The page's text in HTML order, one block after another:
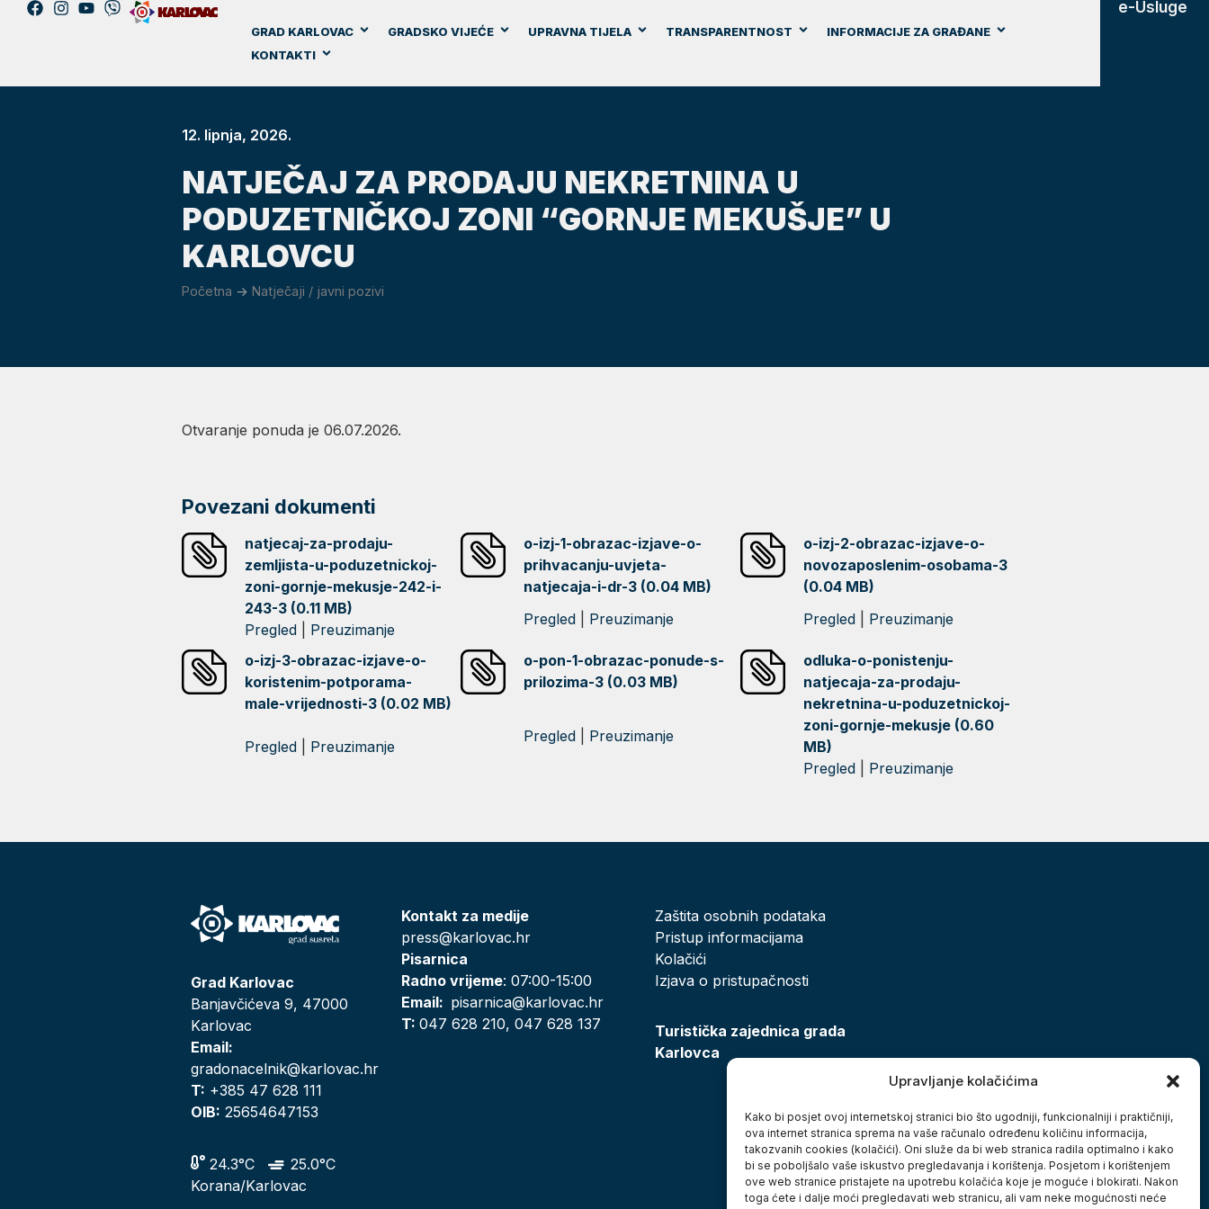
Upravljanje kolačićima
Kako bi posjet ovoj internetskoj stranici bio što ugodniji, funkcionalniji i praktičniji,
ova internet stranica sprema na vaše računalo određenu količinu informacija,
takozvanih cookies (kolačići). Oni služe da bi web stranica radila optimalno i kako
bi se poboljšalo vaše iskustvo pregledavanja i korištenja. Posjetom i korištenjem
ove web stranice pristajete na upotrebu kolačića koje je moguće i blokirati. Nakon
toga ćete i dalje moći pregledavati web stranicu, ali vam neke mogućnosti neće
GRAD KARLOVAC GRADSKO VIJEĆE UPRAVNA TIJELA TRANSPARENTNOST
INFORMACIJE ZA GRAĐANE
KONTAKTI
e-Usluge
12. lipnja, 2026.
NATJEČAJ ZA PRODAJU NEKRETNINA U
PODUZETNIČKOJ ZONI “GORNJE MEKUŠJE” U
KARLOVCU
Početna -> Natječaji / javni pozivi
Otvaranje ponuda je 06.07.2026.
Povezani dokumenti
natjecaj-za-prodaju-
zemljista-u-poduzetnickoj-
zoni-gornje-mekusje-242-i-
243-3 (0.11 MB)
Pregled
Preuzimanje
o-izj-1-obrazac-izjave-o-
prihvacanju-uvjeta-
natjecaja-i-dr-3 (0.04 MB)
Pregled
Preuzimanje
o-izj-2-obrazac-izjave-o-
novozaposlenim-osobama-3
(0.04 MB)
Pregled
Preuzimanje
o-izj-3-obrazac-izjave-o-
koristenim-potporama-
male-vrijednosti-3 (0.02 MB)
Pregled Preuzimanje
o-pon-1-obrazac-ponude-s-
prilozima-3 (0.03 MB)
Pregled Preuzimanje
odluka-o-ponistenju-
natjecaja-za-prodaju-
nekretnina-u-poduzetnickoj-
zoni-gornje-mekusje (0.60
MB)
Pregled
Preuzimanje
Grad Karlovac
Banjavčićeva 9, 47000
Karlovac
Email:
gradonacelnik@karlovac.hr
T: +385 47 628 111
OIB: 25654647153
24.3°C
25.0°C
Korana/Karlovac
Kontakt za medije
press@karlovac.hr
Pisarnica
Radno vrijeme: 07:00-15:00
Email: pisarnica@karlovac.hr
T:047 628 210, 047 628 137
Zaštita osobnih podataka
Pristup informacijama
Kolačići
Izjava o pristupačnosti
Turistička zajednica grada
Karlovca